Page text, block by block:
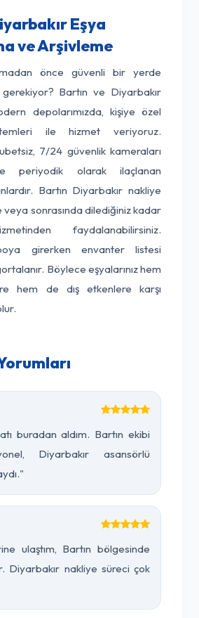
Eşya
ve Arşivleme
önce güvenli bir yerde
Bartın ve Diyarbakır
depolarımızda, kişiye özel
ile hizmet veriyoruz.
7/24 güvenlik kameraları
periyodik olarak ilaçlanan
Bartın Diyarbakır nakliye
veya sonrasında dilediğiniz kadar
faydalanabilirsiniz.
girerken envanter listesi
Böylece eşyalarınız hem
hem de dış etkenlere karşı
buradan aldım. Bartın ekibi
Diyarbakır asansörlü
ulaştım, Bartın bölgesinde
Diyarbakır nakliye süreci çok